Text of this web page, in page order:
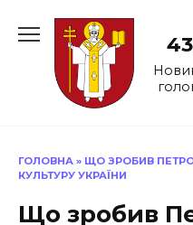
до
ГОЛОВНА » ЩО ЗРОБИВ
КУЛЬТУРУ УКРАЇНИ
Що зробив